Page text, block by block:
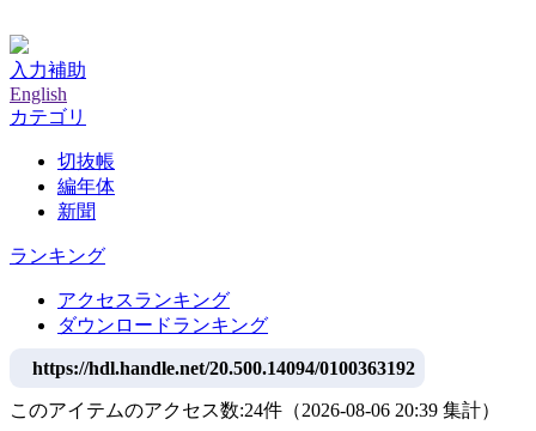
入力補助
English
カテゴリ
切抜帳
編年体
新聞
ランキング
アクセスランキング
ダウンロードランキング
https://hdl.handle.net/20.500.14094/0100363192
このアイテムのアクセス数:24件 （2026-08-06 20:39 集計）